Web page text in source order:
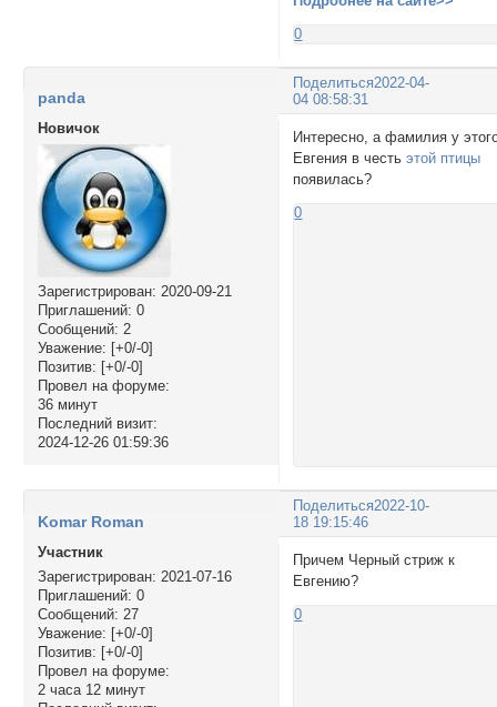
0
Поделиться2022-04-
04 08:58:31
panda
Новичок
Зарегистрирован: 2020-09-21
Приглашений: 0
Сообщений: 2
Уважение: [+0/-0]
Позитив: [+0/-0]
Провел на форуме:
36 минут
Последний визит:
2024-12-26 01:59:36
Интересно, а фамилия у
Евгения в честьэтой птицы
появилась?
0
Поделиться2022-10-
18 19:15:46
Komar Roman
Участник
Зарегистрирован: 2021-07-16
Приглашений: 0
Сообщений: 27
Уважение: [+0/-0]
Позитив: [+0/-0]
Провел на форуме:
2 часа 12 минут
Причем Черный стриж к
Евгению?
0